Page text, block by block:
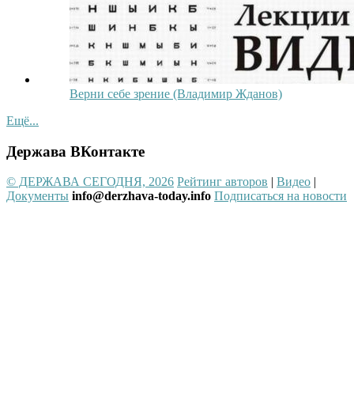
Верни себе зрение (Владимир Жданов)
Ещё...
Держава ВКонтакте
© ДЕРЖАВА СЕГОДНЯ, 2026 Рейтинг авторов | Видео |
Документы info@derzhava-today.info Подписаться на новости